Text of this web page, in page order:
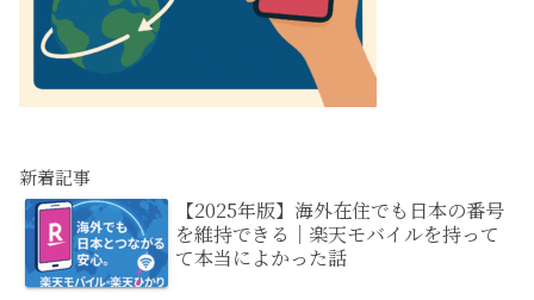
新着記事
【2025年版】海外在住でも日本の番号
を維持できる｜楽天モバイルを持って
て本当によかった話